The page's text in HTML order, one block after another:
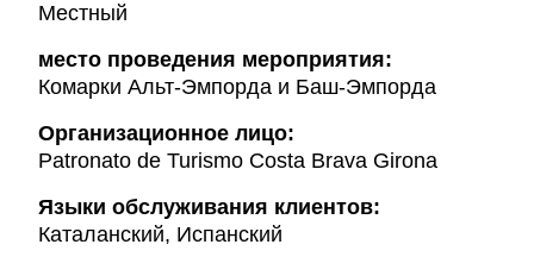
Местный
место проведения мероприятия:
Комарки Альт-Эмпорда и Баш-Эмпорда
Организационное лицо:
Patronato de Turismo Costa Brava Girona
Языки обслуживания клиентов:
Каталанский, Испанский